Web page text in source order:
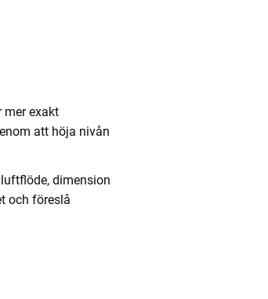
mer exakt
att höja nivån
dimension
och föreslå